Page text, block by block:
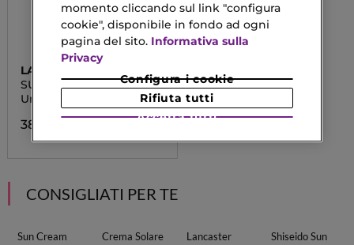
LANCASTER
SUN PERFECT
Unifying Serum SPF 50
38,35 €
CONSIGLIATI PER TE
Sun Cream
Crema Solare
Lancaster
Shiseido Sun
momento cliccando sul link "configura
cookie", disponibile in fondo ad ogni
pagina del sito. Informativa sulla
Privacy
Configura i cookie
Rifiuta tutti
Accetta tutti